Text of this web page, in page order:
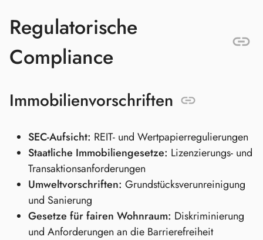
Regulatorische
Compliance
Immobilienvorschriften
SEC-Aufsicht: REIT- und Wertpapierregulierungen
Staatliche Immobiliengesetze: Lizenzierungs- und
Transaktionsanforderungen
Umweltvorschriften: Grundstücksverunreinigung
und Sanierung
Gesetze für fairen Wohnraum: Diskriminierung
und Anforderungen an die Barrierefreiheit